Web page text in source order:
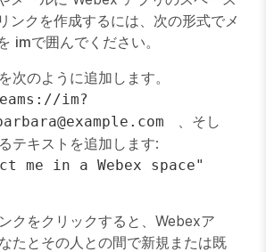
ンクを作成するには、次の形式でメ
imで囲んでください。
次のように追加します。
im?
、そし
テキストを追加します:
me in a Webex space"
クをクリックすると、Webexア
たとその人との間で新規または既